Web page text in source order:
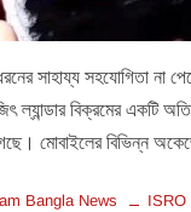
সাহায্য সহযোগিতা না
ল্যান্ডার বিক্রমের একটি
মোবাইলের বিভিন্ন
Bangla News ISRO